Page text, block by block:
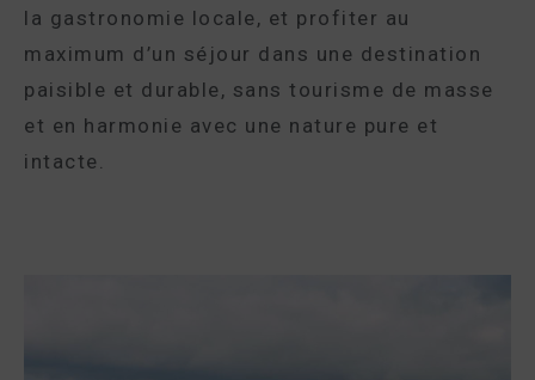
la gastronomie locale, et profiter au
maximum d’un séjour dans une destination
paisible et durable, sans tourisme de masse
et en harmonie avec une nature pure et
intacte.